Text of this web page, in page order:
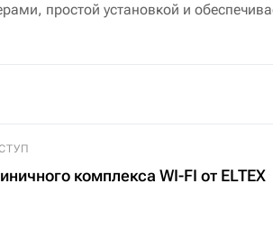
простой установкой и
комплекса WI-FI от ELTEX